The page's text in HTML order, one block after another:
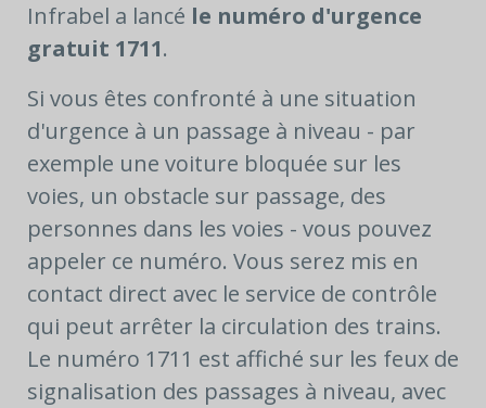
Infrabel a lancé le numéro d'urgence
gratuit 1711.
Si vous êtes confronté à une situation
d'urgence à un passage à niveau - par
exemple une voiture bloquée sur les
voies, un obstacle sur passage, des
personnes dans les voies - vous pouvez
appeler ce numéro. Vous serez mis en
contact direct avec le service de contrôle
qui peut arrêter la circulation des trains.
Le numéro 1711 est affiché sur les feux de
signalisation des passages à niveau, avec